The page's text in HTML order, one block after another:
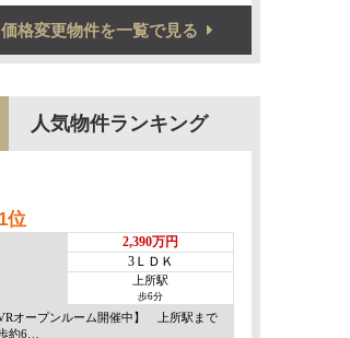
価格変更物件を一覧で見る
人気物件ランキング